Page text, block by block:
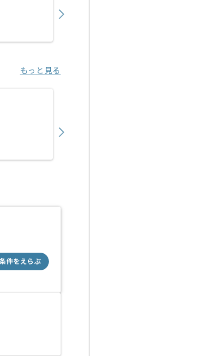
もっと見る
件をえらぶ